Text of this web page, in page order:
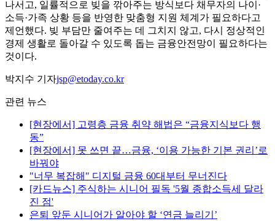
나서고, 일률적으로 빚을 깎아주는 방식보다 채무자의 나이·
소득·가족 상황 등을 반영한 맞춤형 지원 체계가 필요하다고
제언했다. 빚 부담만 줄여주는 데 그치지 않고, 다시 정상적인
경제 생활로 돌아갈 수 있도록 돕는 금융안전망이 필요하다는
것이다.
박지수 기자jsp@etoday.co.kr
관련 뉴스
[현장에서] 고령층 금융 취약 해법은 “금융지식보다 행
동”
[현장에서] 못 쓰면 끝…금융, ‘이용 가능한 기본 권리’로
바꿔야
"너무 복잡해" 디지털 금융 60대부터 무너진다
[카드뉴스] 주식하는 시니어 필독 '5월 종합소득세 달라
진 점'
은퇴 앞둔 시니어가 알아야 할 ‘연금 늘리기’